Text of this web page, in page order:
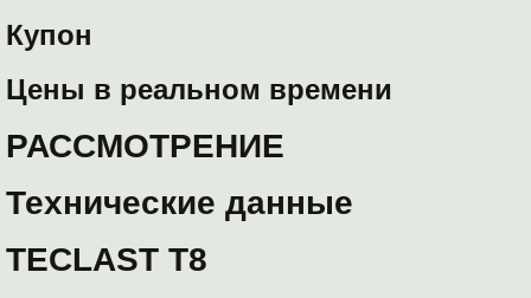
Купон
Цены в реальном времени
РАССМОТРЕНИЕ
Технические данные
TECLAST T8